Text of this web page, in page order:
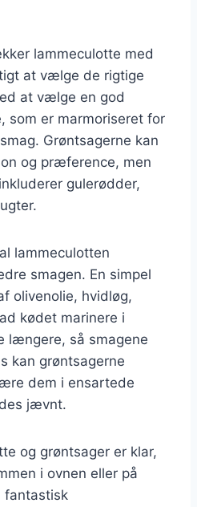
lammeculotte med
at vælge de rigtige
at vælge en god
som er marmoriseret for
Grøntsagerne kan
og præference, men
gulerødder,
lammeculotten
smagen. En simpel
olivenolie, hvidløg,
kødet marinere i
længere, så smagene
kan grøntsagerne
dem i ensartede
jævnt.
og grøntsager er klar,
i ovnen eller på
fantastisk